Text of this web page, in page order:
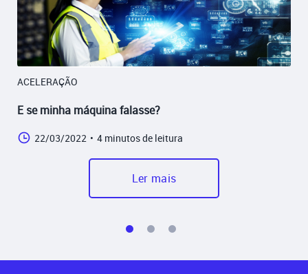
ACELERAÇÃO
E se minha máquina falasse?
22/03/2022 • 4 minutos de leitura
Ler mais